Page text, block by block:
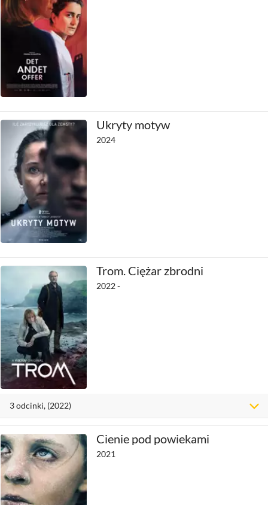
Ukryty motyw
2024
Trom. Ciężar zbrodni
2022 -
3odcinki, (2022)
Cienie pod powiekami
2021